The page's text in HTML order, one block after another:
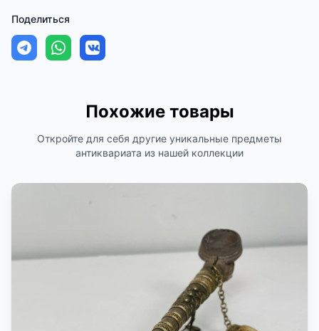
Поделиться
Похожие товары
Откройте для себя другие уникальные предметы
антиквариата из нашей коллекции